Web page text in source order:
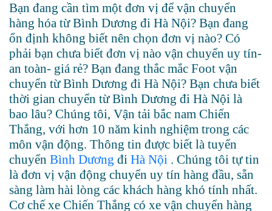
Bạn đang cần tìm một đơn vị để vận chuyển
hàng hóa từ Bình Dương đi Hà Nội? Bạn đang
ổn định không biết nên chọn đơn vị nào? Có
phải bạn chưa biết đơn vị nào vận chuyển uy tín-
an toàn- giá rẻ? Bạn đang thắc mắc Foot vận
chuyển từ Bình Dương đi Hà Nội? Bạn chưa biết
thời gian chuyển từ Bình Dương đi Hà Nội là
bao lâu? Chúng tôi, Vận tải bắc nam Chiến
Thắng, với hơn 10 năm kinh nghiệm trong các
môn vận động. Thông tin được biết là tuyến
chuyển Bình Dương đi Hà Nội . Chúng tôi tự tin
là đơn vị vận động chuyển uy tín hàng đầu, sẵn
sàng làm hài lòng các khách hàng khó tính nhất.
Cơ chế xe Chiến Thắng có xe vận chuyển hàng